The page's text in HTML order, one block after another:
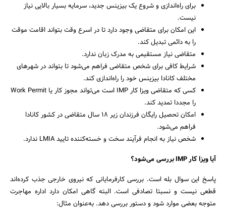
برای راه‌اندازی و شروع یک بیزینس جدید، سرمایه بسیار بالایی نیاز
نیست.
این امکان برای متقاضی وجود دارد تا در اسرع وقت بتواند اقامت موقت
را به دائمی تبدیل کند.
متقاضی نیاز مستقیمی به مدرک زبان ندارد.
شرایط کافی برای شخص متقاضی فراهم می‌شود تا بتواند در شهرهای
مختلف کانادا بیزینس خود را راه‌اندازی کند.
کسی که متقاضی ویزا کار IMP است می‌تواند مجوز کار یا Work Permit
را مجددا تمدید کند.
امکان تحصیل رایگان فرزندان زیر 18 سال متقاضی در کشور کانادا
فراهم می‌شود.
شخص نیاز به انجام فرآیند سخت و خسته‌کننده تایید LMIA ندارد.
آیا ویزا کار IMP بررسی می‌شود؟
پاسخ این سوال بله است. بررسی کارفرمایانی که نیروی خارجی جذب کرده‌اند
قطعی نیست و نسبتا تصادفی است. البته گاهی امکان دارد اداره مهاجرت
متوجه بعضی موارد شود و دستور بررسی دهد. به‌عنوان مثال: